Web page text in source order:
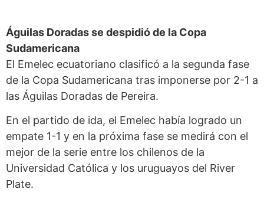
Águilas Doradas se despidióde la Copa
Sudamericana
El Emelec ecuatoriano clasificó a la segunda fase
de la Copa Sudamericana tras imponerse por 2-1 a
las Águilas Doradas de Pereira.
En el partido de ida, el Emelec había logrado un
empate 1-1 y en la próxima fase se medirá con el
mejor de la serie entre los chilenos de la
Universidad Católica y los uruguayos del River
Plate.